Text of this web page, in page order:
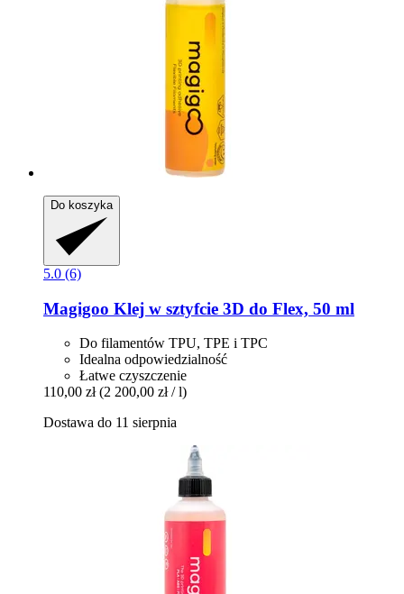
Do koszyka
5.0 (6)
Magigoo Klej w sztyfcie 3D do Flex, 50 ml
Do filamentów TPU, TPE i TPC
Idealna odpowiedzialność
Łatwe czyszczenie
110,00 zł (2 200,00 zł / l)
Dostawa do 11 sierpnia